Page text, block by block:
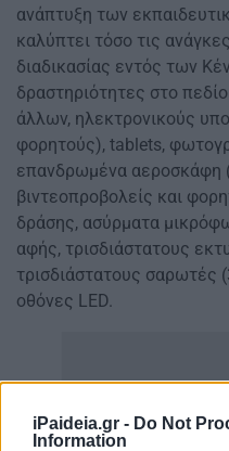
iPaideia.gr - Do Not
Information
ανάπτυξη των
καλύπτει τόσο τις
διαδικασίας εντός των
δραστηριότητες στο
άλλων, ηλεκτρονικούς
φορητούς), tablets,
επανδρωμένα αεροσκάφη
βιντεοπροβολείς και
δράσης, ασύρματα
αφής, τρισδιάστατους
τρισδιάστατους σαρωτές
οθόνες LED.